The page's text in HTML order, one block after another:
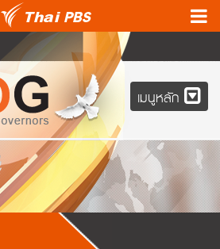
เมนูหลัก